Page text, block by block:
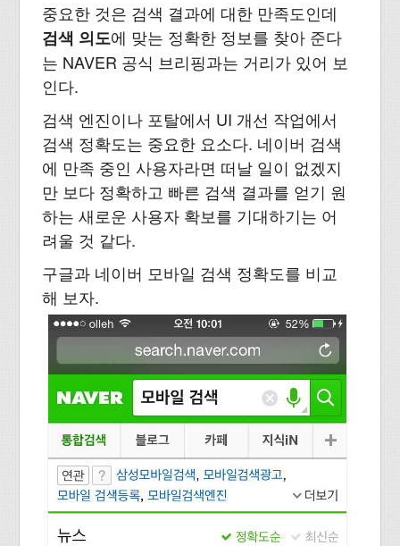
중요한 것은 검색 결과에 대한 만족도인데
검색 의도에 맞는 정확한 정보를 찾아 준다
는 NAVER 공식 브리핑과는 거리가 있어 보
인다.
검색 엔진이나 포탈에서 UI 개선 작업에서
검색 정확도는 중요한 요소다. 네이버 검색
에 만족 중인 사용자라면 떠날 일이 없겠지
만 보다 정확하고 빠른 검색 결과를 얻기 원
하는 새로운 사용자 확보를 기대하기는 어
려울 것 같다.
구글과 네이버 모바일 검색 정확도를 비교
해 보자.